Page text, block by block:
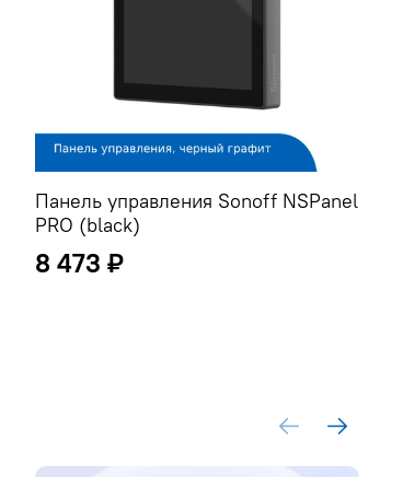
Панель управления Sonoff NSPanel
PRO (black)
8 473 ₽